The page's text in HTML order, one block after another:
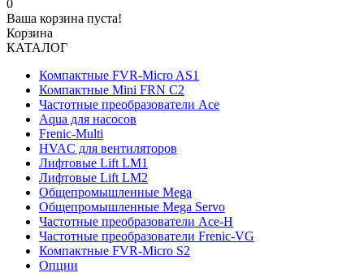
0
Ваша корзина пуста!
Корзина
КАТАЛОГ
Компактные FVR-Micro AS1
Компактные Mini FRN C2
Частотные преобразователи Ace
Aqua для насосов
Frenic-Multi
HVAC для вентиляторов
Лифтовые Lift LM1
Лифтовые Lift LM2
Общепромышленные Mega
Общепромышленные Mega Servo
Частотные преобразователи Ace-H
Частотные преобразователи Frenic-VG
Компактные FVR-Micro S2
Опции